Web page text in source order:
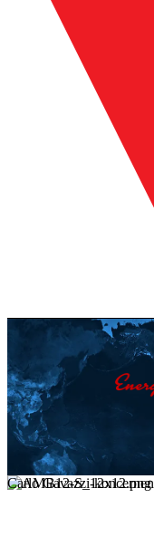
Carlo Gavazzi-koncernen